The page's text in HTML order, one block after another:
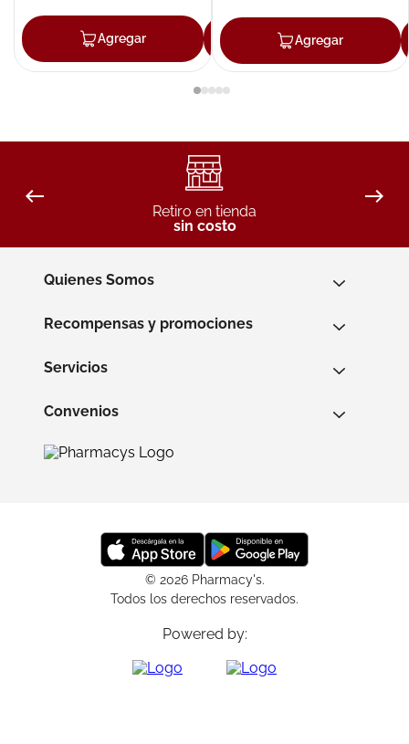
Agregar Agregar
Agregar
Retiro en tienda
sin costo
Quienes Somos
Recompensas y promociones
Servicios
Convenios
© 2026 Pharmacy's.
Todos los derechos reservados.
Powered by: